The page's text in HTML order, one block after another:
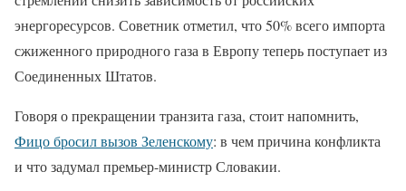
энергоресурсов. Советник отметил, что 50% всего импорта
сжиженного природного газа в Европу теперь поступает из
Соединенных Штатов.
Говоря о прекращении транзита газа, стоит напомнить,
Фицо бросил вызов Зеленскому: в чем причина конфликта
и что задумал премьер-министр Словакии.